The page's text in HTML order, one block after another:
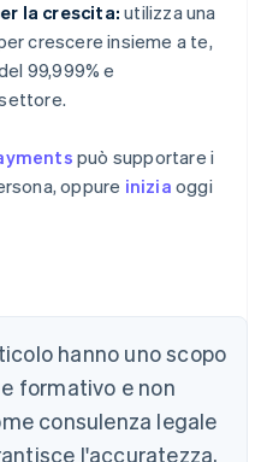
la crescita: utilizza una
crescere insieme a te,
99,999% e
può supportare i
oppure inizia oggi
hanno uno scopo
formativo e non
consulenza legale
l'accuratezza,
English